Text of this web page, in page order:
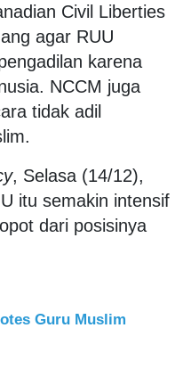
Civil Liberties
agar RUU
karena
NCCM juga
tidak adil
, Selasa (14/12),
itu semakin intensif
dari posisinya
Guru Muslim